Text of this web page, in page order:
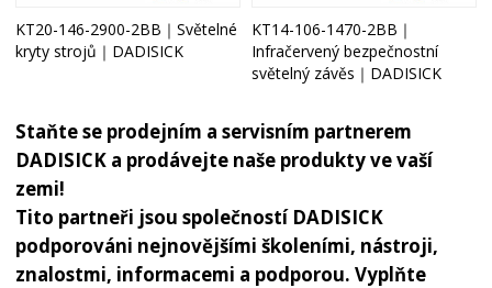
KT20-146-2900-2BB｜Světelné
kryty strojů｜DADISICK
KT14-106-1470-2BB｜
Infračervený bezpečnostní
světelný závěs｜DADISICK
Staňte se prodejním a servisním partnerem
DADISICK a prodávejte naše produkty ve vaší
zemi!
Tito partneři jsou společností DADISICK
podporováni nejnovějšími školeními, nástroji,
znalostmi, informacemi a podporou. Vyplňte